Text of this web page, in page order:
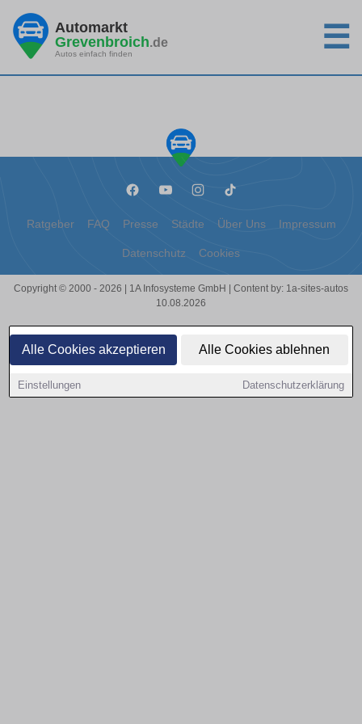
Alle Cookies akzeptieren Alle Cookies ablehnen
Einstellungen Datenschutzerklärung
Automarkt
Grevenbroich.de
Autos einfach finden ☰
Ratgeber FAQ Presse Städte Über Uns Impressum
Datenschutz Cookies
Copyright © 2000 - 2026 | 1A Infosysteme GmbH | Content by: 1a-sites-autos
10.08.2026